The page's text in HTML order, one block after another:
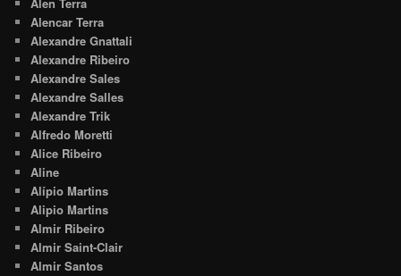
Alencar Terra
Alexandre Gnattali
Alexandre Ribeiro
Alexandre Sales
Alexandre Salles
Alexandre Trik
Alfredo Moretti
Alice Ribeiro
Aline
Alípio Martins
Alipio Martins
Almir Ribeiro
Almir Saint-Clair
Almir Santos